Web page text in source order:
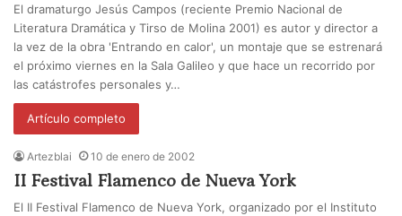
El dramaturgo Jesús Campos (reciente Premio Nacional de
Literatura Dramática y Tirso de Molina 2001) es autor y director a
la vez de la obra 'Entrando en calor', un montaje que se estrenará
el próximo viernes en la Sala Galileo y que hace un recorrido por
las catástrofes personales y…
Artículo completo
Artezblai 10 de enero de 2002
II Festival Flamenco de Nueva York
El II Festival Flamenco de Nueva York, organizado por el Instituto